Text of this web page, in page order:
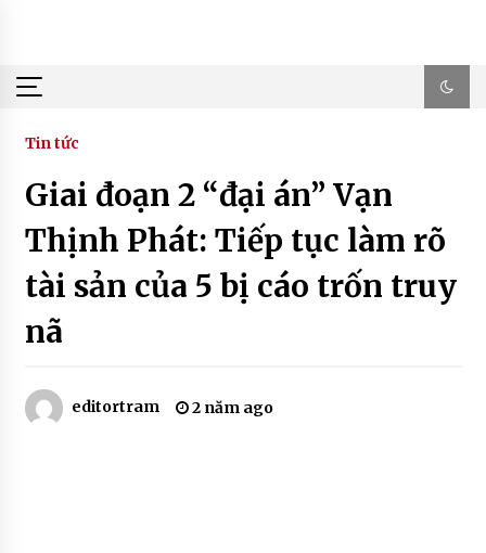
Tin tức
Giai đoạn 2 “đại án” Vạn
Thịnh Phát: Tiếp tục làm rõ
tài sản của 5 bị cáo trốn truy
nã
editortram 2 năm ago